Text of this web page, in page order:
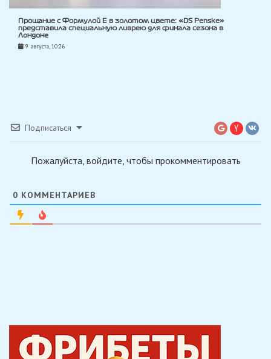
Прощание с Формулой E в золотом цвете: «DS Penske»
представила специальную ливрею для финала сезона в
Лондоне
9 августа, 10:26
Подписаться
Пожалуйста, войдите, чтобы прокомментировать
0 КОММЕНТАРИЕВ